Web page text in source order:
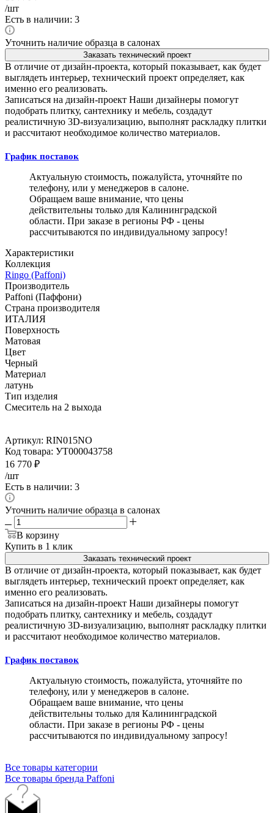
/шт
Есть в наличии: 3
Уточнить наличие образца в салонах
Заказать технический проект
В отличие от дизайн-проекта, который показывает, как будет
выглядеть интерьер, технический проект определяет, как
именно его реализовать.
Записаться на дизайн-проект Наши дизайнеры помогут
подобрать плитку, сантехнику и мебель, создадут
реалистичную 3D-визуализацию, выполнят раскладку плитки
и рассчитают необходимое количество материалов.
График поставок
Актуальную стоимость, пожалуйста, уточняйте по
телефону, или у менеджеров в салоне.
Обращаем ваше внимание, что цены
действительны только для Калининградской
области. При заказе в регионы РФ - цены
рассчитываются по индивидуальному запросу!
Характеристики
Коллекция
Ringo (Paffoni)
Производитель
Paffoni (Паффони)
Страна производителя
ИТАЛИЯ
Поверхность
Матовая
Цвет
Черный
Материал
латунь
Тип изделия
Смеситель на 2 выхода
Артикул: RIN015NO
Код товара: УТ000043758
16 770 ₽
/шт
Есть в наличии: 3
Уточнить наличие образца в салонах
В корзину
Купить в 1 клик
Заказать технический проект
В отличие от дизайн-проекта, который показывает, как будет
выглядеть интерьер, технический проект определяет, как
именно его реализовать.
Записаться на дизайн-проект Наши дизайнеры помогут
подобрать плитку, сантехнику и мебель, создадут
реалистичную 3D-визуализацию, выполнят раскладку плитки
и рассчитают необходимое количество материалов.
График поставок
Актуальную стоимость, пожалуйста, уточняйте по
телефону, или у менеджеров в салоне.
Обращаем ваше внимание, что цены
действительны только для Калининградской
области. При заказе в регионы РФ - цены
рассчитываются по индивидуальному запросу!
Все товары категории
Все товары бренда Paffoni